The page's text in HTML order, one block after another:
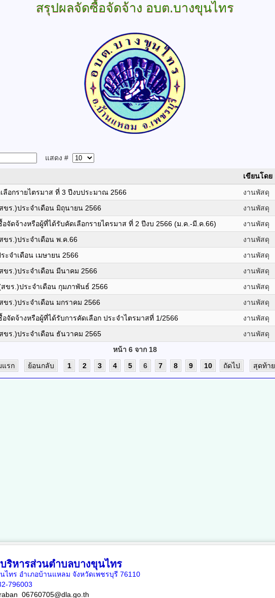
สรุปผลจัดซื้อจัดจ้าง อบต.บางขุนไทร
แสดง #
เขียนโดย
ลือกรายไตรมาส ที่ 3 ปีงบประมาณ 2566
งานพัสดุ
ขร.)ประจำเดือน มิถุนายน 2566
งานพัสดุ
จัดจ้างหรือผู้ที่ได้รับคัดเลือกรายไตรมาส ที่ 2 ปีงบ 2566 (ม.ค.-มี.ค.66)
งานพัสดุ
ขร.)ประจำเดือน พ.ค.66
งานพัสดุ
ะจำเดือน เมษายน 2566
งานพัสดุ
ขร.)ประจำเดือน มีนาคม 2566
งานพัสดุ
ขร.)ประจำเดือน กุมภาพันธ์ 2566
งานพัสดุ
ขร.)ประจำเดือน มกราคม 2566
งานพัสดุ
จัดจ้างหรือผู้ที่ได้รับการคัดเลือก ประจำไตรมาสที่ 1/2566
งานพัสดุ
ขร.)ประจำเดือน ธันวาคม 2565
งานพัสดุ
หน้า 6 จาก 18
แรก
ย้อนกลับ 1 2 3 4 5 6 7 8 9 10 ถัดไป สุดท้าย
ริหารส่วนตำบลบางขุนไทร
ไทร อำเภอบ้านแหลม จังหวัดเพชรบุรี 76110
796003